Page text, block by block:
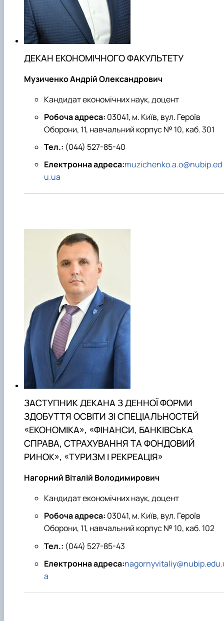
Проєкт «Розвиток лідерських навичок жінок
та мереж для забезпечення рівності у …
ДЕКАН ЕКОНОМІЧНОГО ФАКУЛЬТЕТУ
Музиченко Андрій Олександрович
Кандидат економічних наук, доцент
Робоча адреса: 03041, м. Київ, вул. Героїв
Оборони, 11, навчальний корпус № 10, каб. 301
Тел.: (044) 527-85-40
Електронна адреса:muzichenko.a.o@nubip.ed
u.ua
ЗАСТУПНИК ДЕКАНА З ДЕННОЇ ФОРМИ
ЗДОБУТТЯ ОСВІТИ ЗІ СПЕЦІАЛЬНОСТЕЙ
«ЕКОНОМІКА», «ФІНАНСИ, БАНКІВСЬКА
СПРАВА, СТРАХУВАННЯ ТА ФОНДОВИЙ
РИНОК», «ТУРИЗМ І РЕКРЕАЦІЯ»
Нагорний Віталій Володимирович
Кандидат економічних наук, доцент
Робоча адреса: 03041, м. Київ, вул. Героїв
Оборони, 11, навчальний корпус № 10, каб. 102
Тел.: (044) 527-85-43
Електронна адреса:
a